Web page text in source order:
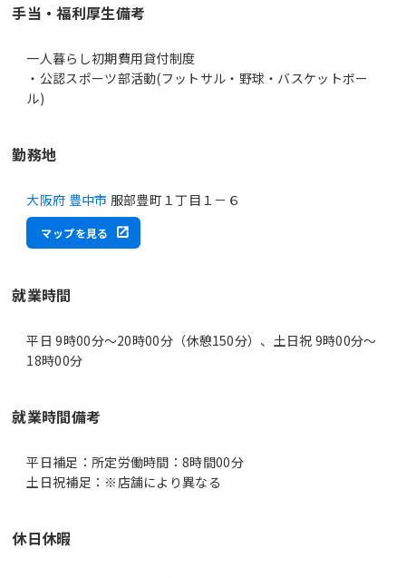
手当・福利厚生備考
一人暮らし初期費用貸付制度
・公認スポーツ部活動(フットサル・野球・バスケットボー
ル)
勤務地
大阪府 豊中市 服部豊町１丁目１－６
マップを見る
就業時間
平日 9時00分〜20時00分（休憩150分）、土日祝 9時00分〜
18時00分
就業時間備考
平日補足：所定労働時間：8時間00分
休日休暇